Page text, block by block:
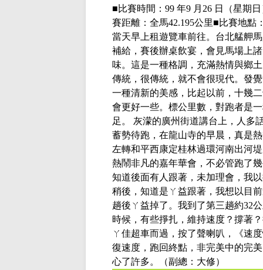
■比賽時間： 99 年9 月 26 日（星期
賽距離：全馬42.195公里■比賽地點
當天早上租遊覽車前往。台北艋舺
補給，賽後辦桌飲宴，會見馬場上
味。這是一種格調，充滿熱情與鄉
傳統，很傳統，就不會很現代。發
一種清新的美感，比起以前，十幾
會更好一些。標公里數，對跑者是
足。
灰濛的廣州街道講台上，人多
蓄勢待跑，在龍山寺的早晨，真是
左轉和平西康定桂林過環河南出河
熱鬧非凡的嘉年華會，不必管跑了
知道後面有人跟著，未加理會，我
稍後，知道是ㄚ益跟著，我想以目
趟後ㄚ益掉了。我到了第三趟約32
時候，有些掙扎，維持速度？撐著
ㄚ佳超車而過，按了聲喇叭，《速
復速度，跑回終點，非完美中的完
心了許多。
（副總：大修）